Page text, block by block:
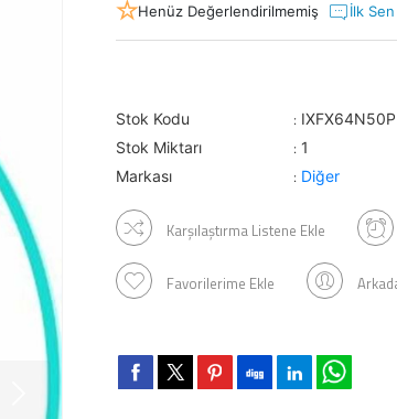
Henüz Değerlendirilmemiş İlk
Stok Kodu : IXFX64N50P
Stok Miktarı
: 1
Markası
: Diğer
Karşılaştırma Listene Ekle
Favorilerime Ekle